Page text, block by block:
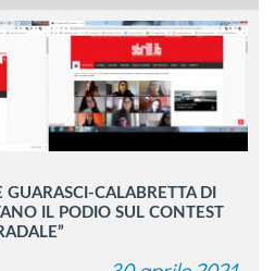
GUARASCI-CALABRETTA DI
IL PODIO SUL CONTEST